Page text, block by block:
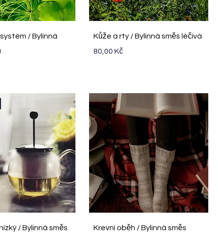
náhled/ Bylinná
Rychlý náhled
Kůže a rty / Bylinná směs léčivá
Cena
80,00 Kč
náhled
/ Bylinná směs
Rychlý náhled
Krevní oběh / Bylinná směs